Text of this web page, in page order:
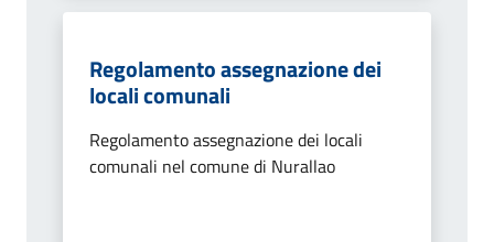
Regolamento assegnazione dei
locali comunali
Regolamento assegnazione dei locali
comunali nel comune di Nurallao